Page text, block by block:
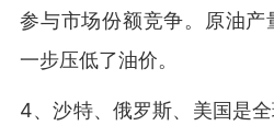
参与市场份额竞争。原油
一步压低了油价。
4、沙特、俄罗斯、美国是